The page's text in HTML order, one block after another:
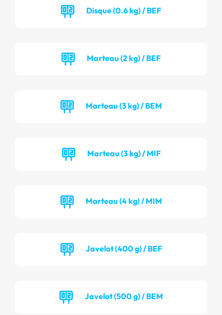
Disque (0.6 kg) / BEF
Marteau (2 kg) / BEF
Marteau (3 kg) / BEM
Marteau (3 kg) / MIF
Marteau (4 kg) / MIM
Javelot (400 g) / BEF
Javelot (500 g) / BEM